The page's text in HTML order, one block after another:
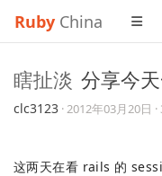
Ruby China
瞎扯淡 分享今天
clc3123 ·2012年03月20日
这两天在看 rails 的